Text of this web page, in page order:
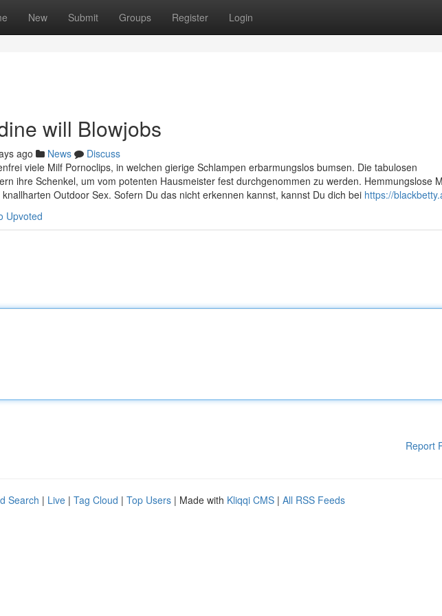
New Submit Groups Register Login
will Blowjobs
ago News
Discuss
viele Milf Pornoclips, in welchen gierige Schlampen erbarmungslos bumsen. Die tabulosen
ihre Schenkel, um vom potenten Hausmeister fest durchgenommen zu werden. Hemmungslose
Outdoor Sex. Sofern Du das nicht erkennen kannst, kannst Du dich bei https://
Upvoted
Report
Search | Live | Tag Cloud | Top Users | Made with Kliqqi CMS | All RSS Feeds